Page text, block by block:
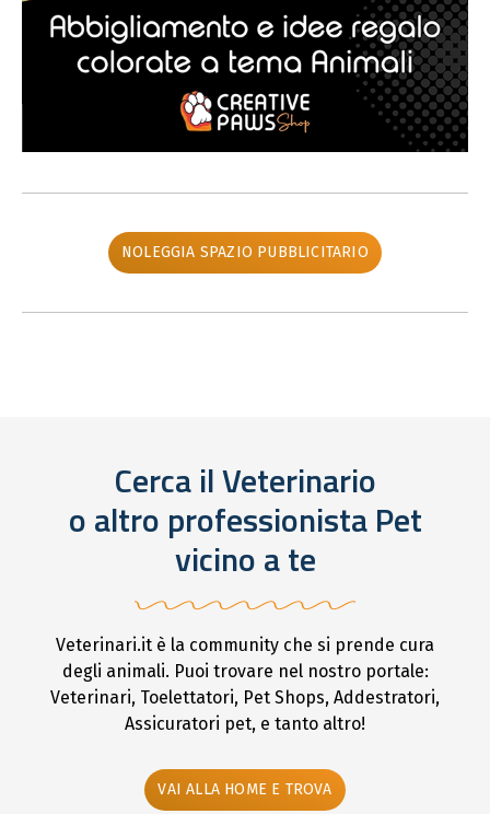
NOLEGGIA SPAZIO PUBBLICITARIO
Cerca il Veterinario
o altro professionista Pet
vicino a te
Veterinari.it è la community che si prende cura
degli animali. Puoi trovare nel nostro portale:
Veterinari, Toelettatori, Pet Shops, Addestratori,
Assicuratori pet, e tanto altro!
VAI ALLA HOME E TROVA